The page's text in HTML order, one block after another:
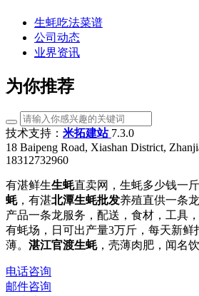
生蚝吃法菜谱
公司动态
业界资讯
为你推荐
技术支持： 米拓建站 7.3.0
18 Baipeng Road, Xiashan District,
18312732960
有湛鲜生生蚝直卖网，生蚝多少钱一
蚝，有湛北潭生蚝批发养殖直供一条
产品一条龙服务，配送，食材，工具
有蚝场，日可出产量3万斤，每天新鲜
薄。 湛江官渡生蚝，壳薄肉肥，闻名饮
电话咨询
邮件咨询